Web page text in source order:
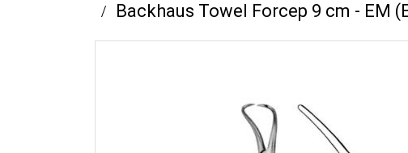
Backhaus Towel Forcep 9 cm - EM